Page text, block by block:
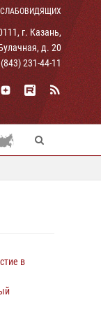
г. Казань,
д. 20
231-44-11
в